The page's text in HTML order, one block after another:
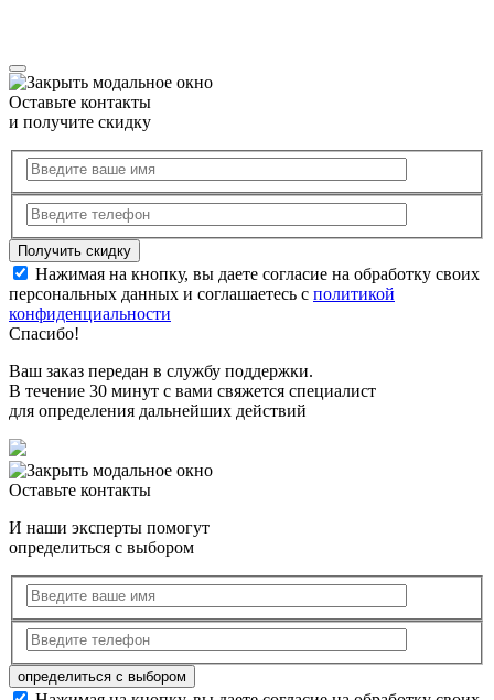
Оставьте контакты
и получите скидку
Нажимая на кнопку, вы даете согласие на обработку своих
персональных данных и соглашаетесь с политикой
конфиденциальности
Спасибо!
Ваш заказ передан в службу поддержки.
В течение 30 минут с вами свяжется специалист
для определения дальнейших действий
Оставьте контакты
И наши эксперты помогут
определиться с выбором